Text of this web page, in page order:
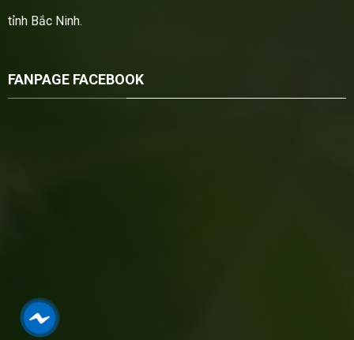
tỉnh Bắc Ninh.
FANPAGE FACEBOOK